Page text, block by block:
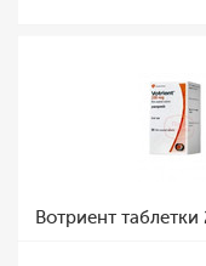
Вотриент